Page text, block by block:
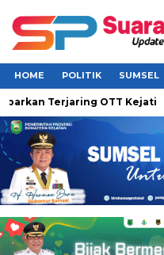
HOME POLITIK SUMSEL
Terjaring OTT Kejati